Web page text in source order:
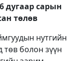
дугаар сарын
төлөв
нутгийн
төв болон зүүн